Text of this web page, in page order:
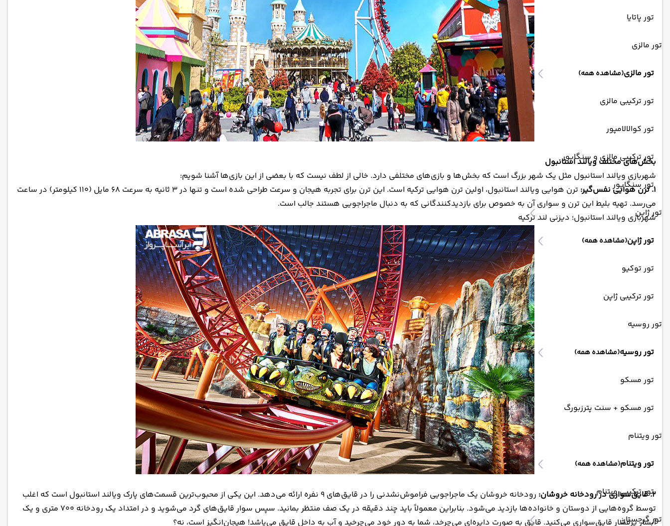
تور پاتایا
تور مالزی
تور مالزی(مشاهده همه)
تور ترکیبی مالزی
تور کوالالامپور
تور ترکیبی مالزی و سنگاپور
تور سنگاپور
تور ژاپن
تور ژاپن(مشاهده همه)
تور توکیو
تور ترکیبی ژاپن
تور روسیه
تور روسیه(مشاهده همه)
تور مسکو
تور مسکو + سنت پترزبورگ
تور ویتنام
تور ویتنام(مشاهده همه)
تور ترکیبی ویتنام
تور گرجستان
بخش‌های مختلف ویالند استانبول
شهربازی ویالند استانبول مثل یک شهر بزرگ است که بخش‌ها و بازی‌های مختلفی دارد. خالی از لطف نیست که با بعضی از این بازی‌ها آشنا شویم:
۱. ترن هوایی نفس‌گیر:
ترن هوایی ویالند استانبول، اولین ترن هوایی ترکیه است. این ترن برای تجربه هیجان و سرعت طراحی شده است و تنها در ۳ ثانیه به سرعت ۶۸ مایل (۱۱۰ کیلومتر) در ساعت
می‌رسد. تهیه بلیط این ترن و سواری آن به خصوص برای بازدیدکنندگانی که به دنبال ماجراجویی هستند جالب است.
شهربازی ویالند استانبول؛ دیزنی لند ترکیه
۲. قایق‌سواری در رودخانه خروشان:
رودخانه خروشان یک ماجراجویی فراموش‌نشدنی را در قایق‌های ۹ نفره ارائه می‌دهد. این یکی از محبوب‌ترین قسمت‌های پارک ویالند استانبول است که اغلب
توسط گروه‌هایی از دوستان و خانواده‌ها بازدید می‌شود. بنابراین معمولاً باید چند دقیقه در یک صف منتظر بمانید. سپس سوار قایق‌های گرد می‌شوید و در امتداد یک رودخانه ۷۰۰ متری و یک
آبشار پرفشار قایق‌سواری می‌کنید. قایق به صورت دایره‌ای می‌چرخد، شما به دور خود می‌چرخید و آب به داخل قایق می‌پاشد! هیجان‌انگیز است، نه؟